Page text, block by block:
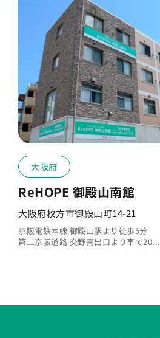
大阪府
ReHOPE 御殿山南館
大阪府枚方市御殿山町14-21
京阪電鉄本線 御殿山駅より徒歩5分
第二京阪道路 交野南出口より車で20...